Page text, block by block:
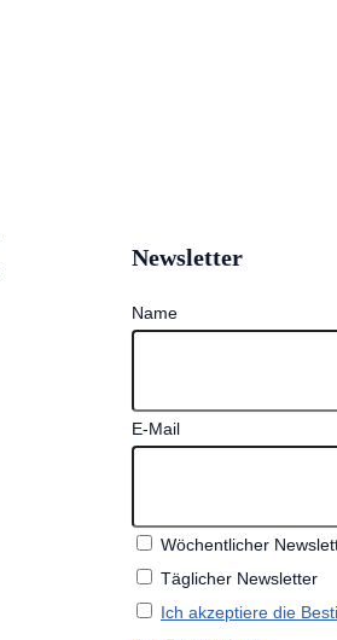
Newsletter
Name
E-Mail
Wöchentlicher
Täglicher Newsletter
Ich akzeptiere die